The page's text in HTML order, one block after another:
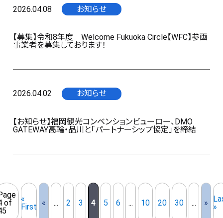
2026.04.08 お知らせ
【募集】令和8年度 Welcome Fukuoka Circle【WFC】参画
事業者を募集しております！
2026.04.02 お知らせ
【お知らせ】福岡観光コンベンションビューロー、DMO
GATEWAY高輪・品川と「パートナーシップ協定」を締結
of
«
First
« ... 2 3 4 5 6 ... 10 20 30 ... »
»